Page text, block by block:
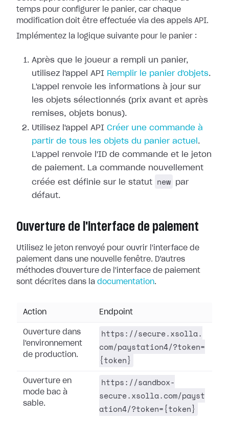
temps pour configurer le panier, car chaque
modification doit être effectuée via des appels API.
Implémentez la logique suivante pour le panier :
Après que le joueur a rempli un panier,
utilisez l'appel API Remplir le panier d'objets.
L'appel renvoie les informations à jour sur
les objets sélectionnés (prix avant et après
remises, objets bonus).
Utilisez l'appel API Créer une commande à
partir de tous les objets du panier actuel .
L'appel renvoie l'ID de commande et le jeton
de paiement. La commande nouvellement
créée est définie sur le statut
new
par
défaut.
Ouverture de l'interface de paiement
Utilisez le jeton renvoyé pour ouvrir l'interface de
paiement dans une nouvelle fenêtre. D'autres
méthodes d'ouverture de l'interface de paiement
sont décrites dans la documentation.
Action Endpoint
Ouverture dans
l'environnement
de production.
https://secure.xsolla.
com/paystation4/?token=
{token}
Ouverture en
mode bac à
sable.
https://sandbox-
secure.xsolla.com/payst
ation4/?token={token}